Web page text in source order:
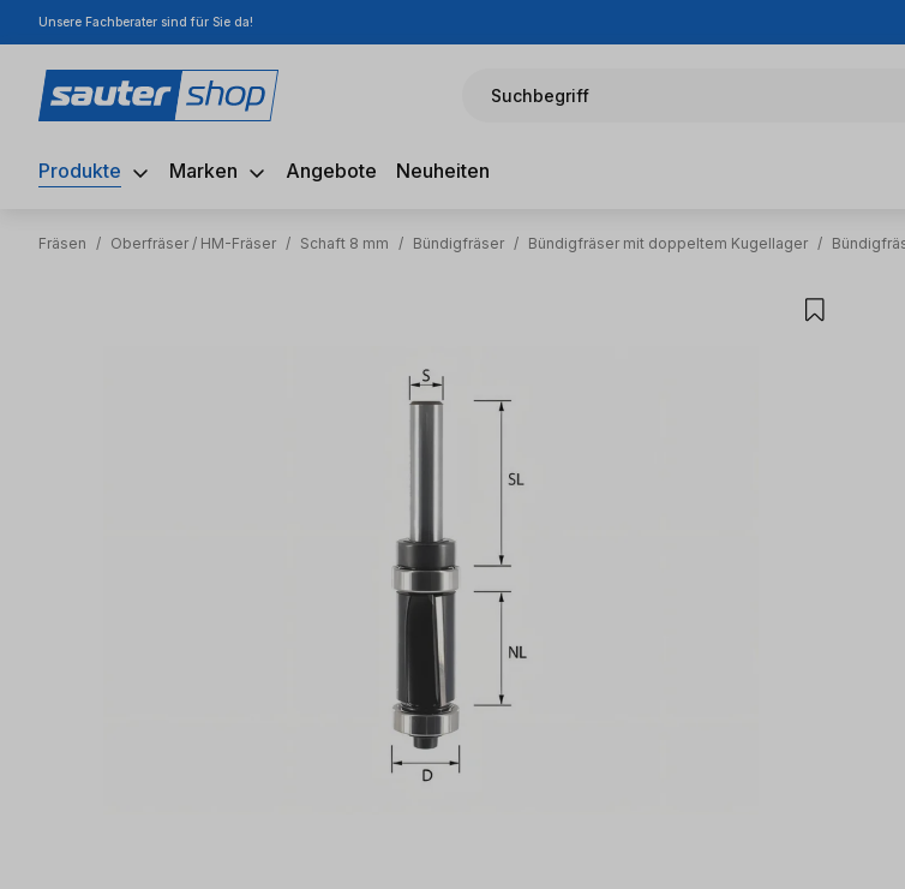
Hauptinhalt springen
Zur Suche springen
Zur Hauptnavigation springen
Unsere Fachberater sind für Sie da!
Suchbegriff
Produkte Marken Angebote Neuheiten
Fräsen / Oberfräser / HM-Fräser / Schaft 8 mm / Bündigfräser / Bündigfräser mit doppeltem Kugellager /